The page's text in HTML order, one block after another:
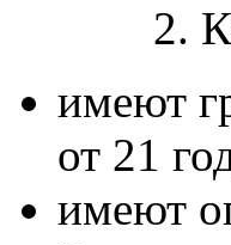
2.
имеют
от 21
имеют